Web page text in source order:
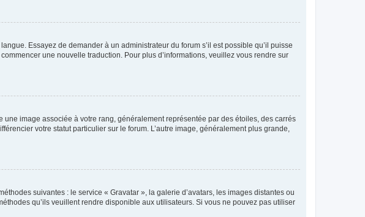
Essayez de demander à un administrateur du forum s’il est possible qu’il puisse
une nouvelle traduction. Pour plus d’informations, veuillez vous rendre sur
image associée à votre rang, généralement représentée par des étoiles, des carrés
votre statut particulier sur le forum. L’autre image, généralement plus grande,
suivantes : le service « Gravatar », la galerie d’avatars, les images distantes ou
qu’ils veuillent rendre disponible aux utilisateurs. Si vous ne pouvez pas utiliser